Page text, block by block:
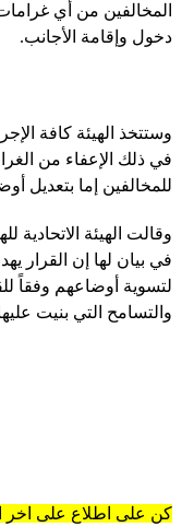
المخالفين من أي
دخول وإقامة الأجانب.
وستتخذ الهيئة كافة
في ذلك الإعفاء من
للمخالفين إما بتعديل
وقالت الهيئة الاتحادية
في بيان لها إن القرار
لتسوية أوضاعهم وفقاً
والتسامح التي بنيت
كن على اطلاع على اخر